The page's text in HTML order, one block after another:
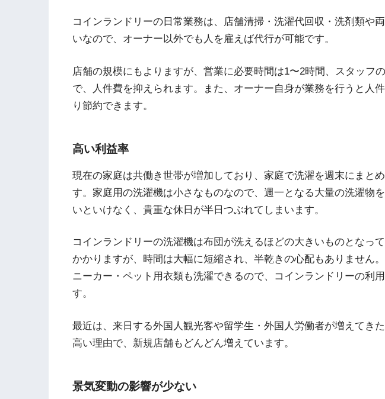
コインランドリーの日常業務は、店舗清掃・洗濯代回収・洗剤類や
いなので、オーナー以外でも人を雇えば代行が可能です。
店舗の規模にもよりますが、営業に必要時間は1〜2時間、スタッフ
で、人件費を抑えられます。また、オーナー自身が業務を行うと人
り節約できます。
高い利益率
現在の家庭は共働き世帯が増加しており、家庭で洗濯を週末にまと
す。家庭用の洗濯機は小さなものなので、週一となる大量の洗濯物
いといけなく、貴重な休日が半日つぶれてしまいます。
コインランドリーの洗濯機は布団が洗えるほどの大きいものとなっ
かかりますが、時間は大幅に短縮され、半乾きの心配もありません
ニーカー・ペット用衣類も洗濯できるので、コインランドリーの利
す。
最近は、来日する外国人観光客や留学生・外国人労働者が増えてき
高い理由で、新規店舗もどんどん増えています。
景気変動の影響が少ない